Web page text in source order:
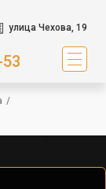
улица Чехова, 19
/